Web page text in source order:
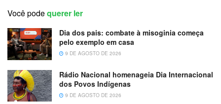
Você podequerer ler
Dia dos pais: combate à misoginia começa
pelo exemplo em casa
9 DE AGOSTO DE 2026
Rádio Nacional homenageia Dia Internacional
dos Povos Indígenas
9 DE AGOSTO DE 2026